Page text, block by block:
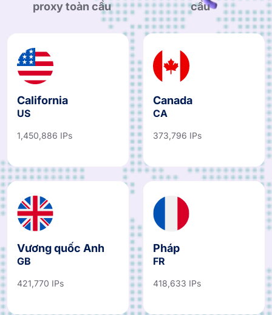
proxy toàn cầu
cầu
California
US
1,450,886 IPs
Canada
CA
373,796 IPs
Vương quốc Anh
GB
421,770 IPs
Pháp
FR
418,633 IPs